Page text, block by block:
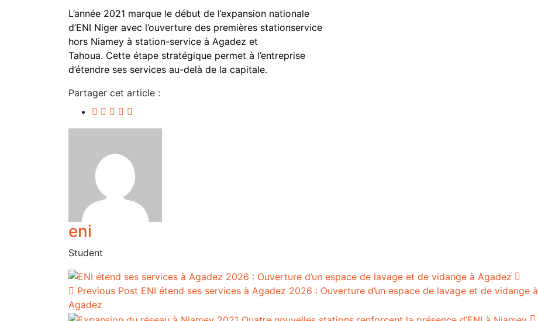
L’année 2021 marque le début de l’expansion nationale
d’ENI Niger avec l’ouverture des premières stationservice
hors Niamey à station-service à Agadez et
Tahoua. Cette étape stratégique permet à l’entreprise
d’étendre ses services au-delà de la capitale.
Partager cet article :
eni
Student
Previous Post ENI étend ses services à Agadez 2026 : Ouverture d’un espace de lavage et de vidange à
Agadez